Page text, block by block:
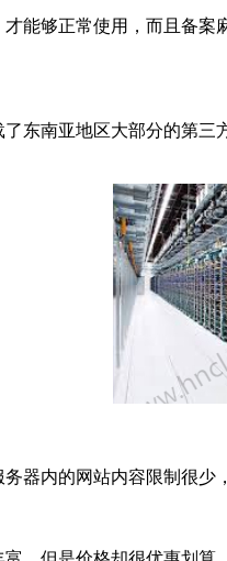
能够正常使用，而且备
东南亚地区大部分的第
器内的网站内容限制很少